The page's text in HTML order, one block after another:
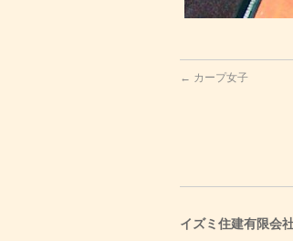
← カープ女子
イズミ住建有限会